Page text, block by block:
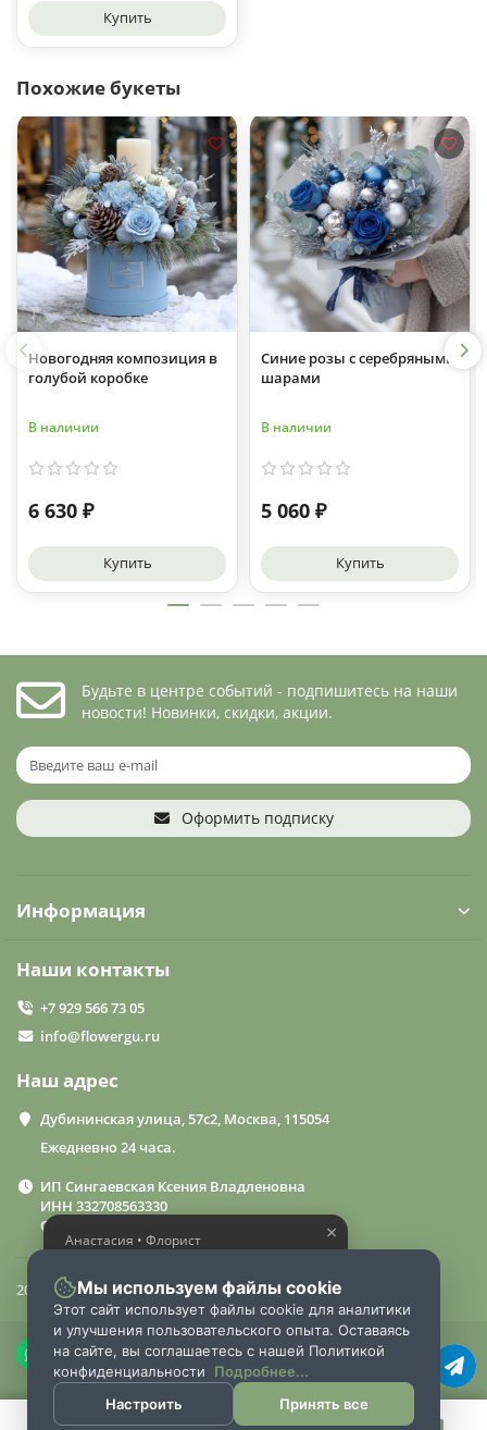
Купить
Похожие букеты
Новогодняя композиция в
голубой коробке
В наличии
6 630 ₽
Купить
Синие розы с серебряными
шарами
В наличии
5 060 ₽
Купить
Будьте в центре событий - подпишитесь на наши
новости! Новинки, скидки, акции.
Оформить подписку
Информация
Наши контакты
+7 929 566 73 05
info@flowergu.ru
Наш адрес
Дубининская улица, 57с2, Москва, 115054
Ежедневно 24 часа.
ИП Сингаевская Ксения Владленовна
ИНН 332708563330
ОГРН 310332714600015
2024 «FlowerGuru»
×
Анастасия • Флорист
букет
Мы используем файлы cookie
Этот сайт использует файлы cookie для аналитики
и улучшения пользовательского опыта. Оставаясь
на сайте, вы соглашаетесь с нашей Политикой
конфиденциальности
Подробнее...
Настроить
Принять все